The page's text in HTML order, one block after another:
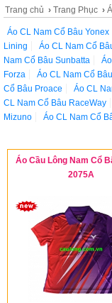
Trang chủ › Trang Phục ›
Áo CL Nam Cổ Bâu Yonex
Lining
Áo CL Nam Cổ
Nam Cổ Bâu Sunbatta
Forza
Áo CL Nam Cổ
Cổ Bâu Proace
Áo CL
CL Nam Cổ Bâu RaceWay
Mizuno
Áo CL Nam Cổ
Áo Cầu Lông Nam Cổ
2075A